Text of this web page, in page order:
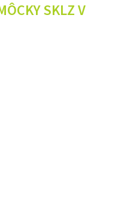
SKLZ V